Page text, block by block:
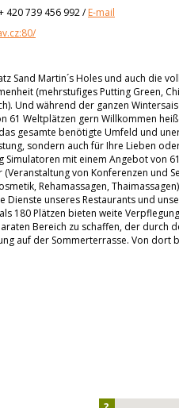
420 739 456 992/E-mail
Sand Martin´s Holes und auch die
(mehrstufiges Putting Green,
Und während der ganzen
61 Weltplätzen gern Willkommen
gesamte benötigte Umfeld und
sondern auch für Ihre Lieben
Simulatoren mit einem Angebot von
von Konferenzen und
Rehamassagen,
Dienste unseres Restaurants und
180 Plätzen bieten weite
Bereich zu schaffen, der durch
auf der Sommerterrasse. Von